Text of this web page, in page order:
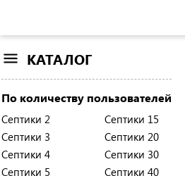
КАТАЛОГ
По количеству пользователей
Септики 2
Септики 3
Септики 4
Септики 5
Септики 15
Септики 20
Септики 30
Септики 40